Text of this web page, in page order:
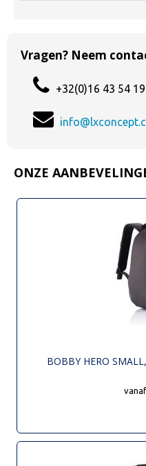
Vragen? Neem
+32(0)16 43 54 19
ONZE
BOBBY HERO
vanaf